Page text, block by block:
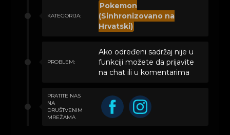
KATEGORIJA:
Pokemon
(Sinhronizovano na
Hrvatski)
PROBLEM:
Ako određeni sadržaj nije u
funkciji možete da prijavite
na chat ili u komentarima
PRATITE NAS
NA
DRUŠTVENIM
MREŽAMA